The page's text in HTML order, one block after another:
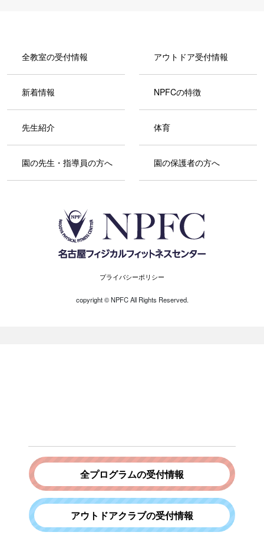
全プログラムの受付情報
アウトドアクラブの受付情報
全教室の受付情報 アウトドア受付情報
新着情報 NPFCの特徴
先生紹介 体育
園の先生・指導員の方へ 園の保護者の方へ
プライバシーポリシー
copyright ©︎ NPFC All Rights Reserved.